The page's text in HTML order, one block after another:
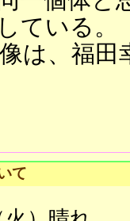
ている。
は、福田
て